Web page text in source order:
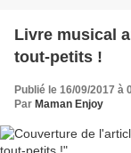
Livre musical
tout-petits !
Publié le 16/09/2017 à
Par Maman Enjoy